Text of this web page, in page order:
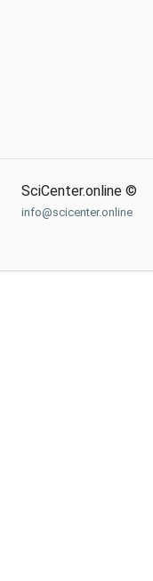
SciCenter.online ©
info@scicenter.online